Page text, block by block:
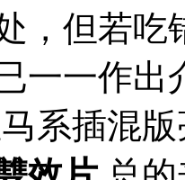
，但若吃
一一作出
系插混版